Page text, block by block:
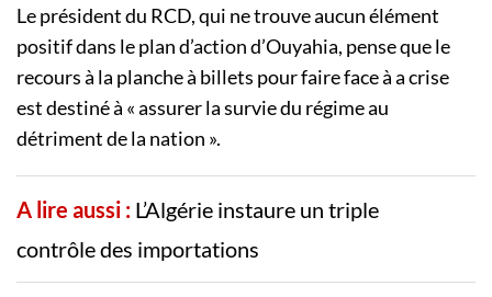
Le président du RCD, qui ne trouve aucun élément
positif dans le plan d’action d’Ouyahia, pense que le
recours à la planche à billets pour faire face à a crise
est destiné à « assurer la survie du régime au
détriment de la nation ».
A lire aussi : L’Algérie instaure un triple
contrôle des importations